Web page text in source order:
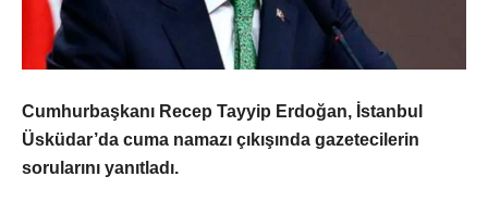
Cumhurbaşkanı Recep Tayyip Erdoğan, İstanbul
Üsküdar’da cuma namazı çıkışında gazetecilerin
sorularını yanıtladı.